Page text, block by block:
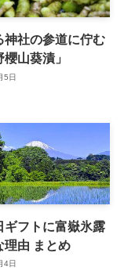
神社の参道に佇む
山葵漬」
5日
ギフトに富嶽氷露
理由 まとめ
4日